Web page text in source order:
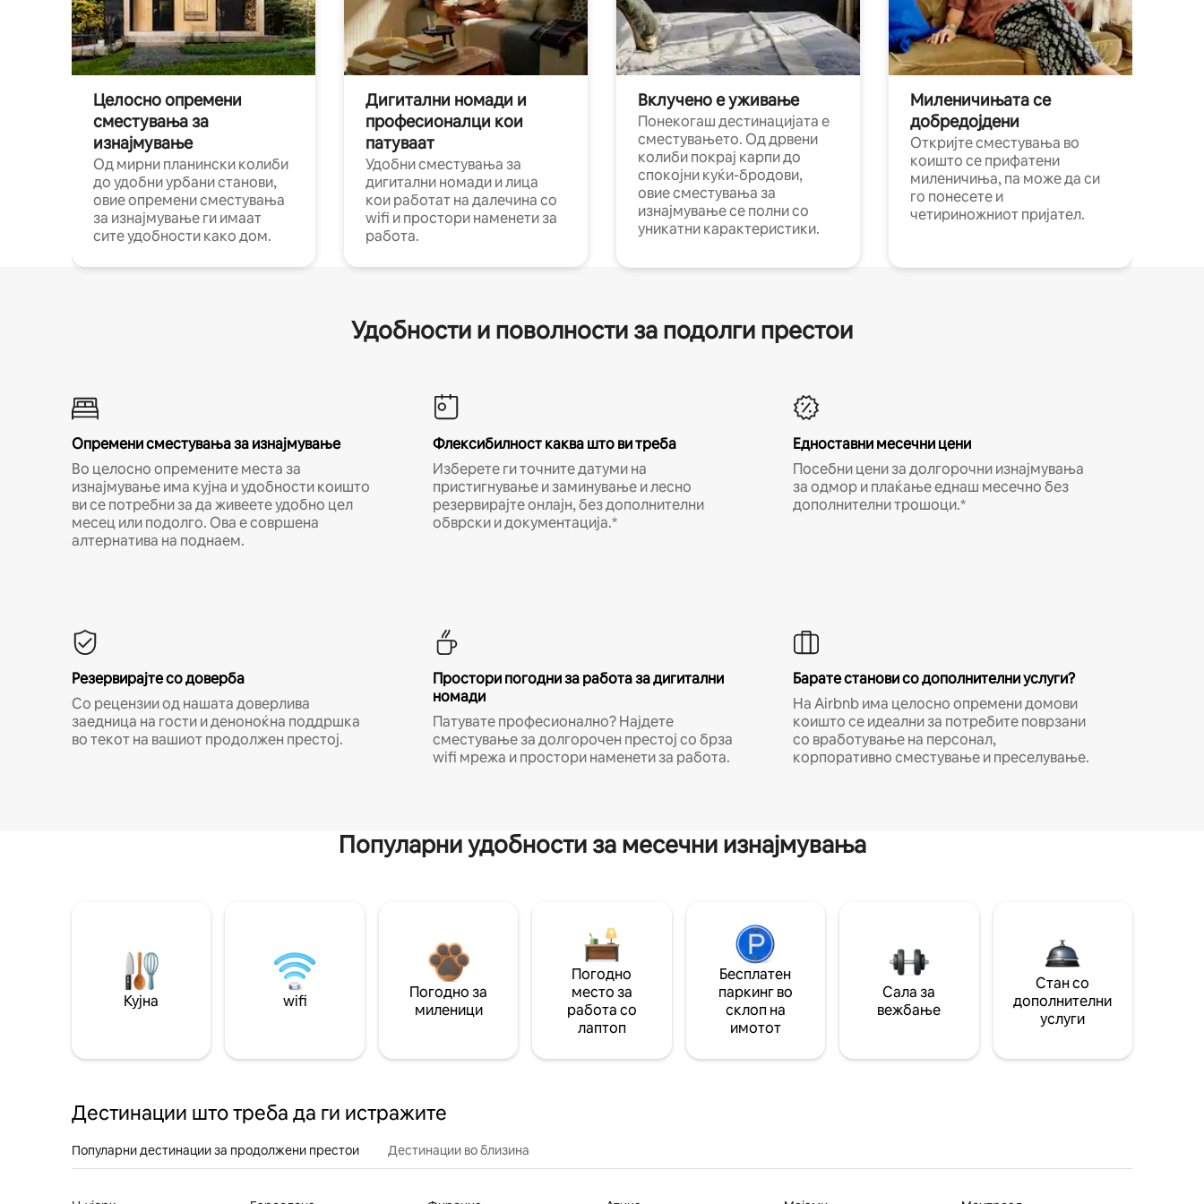
Целосно опремени
сместувања за
изнајмување
Од мирни планински колиби
до удобни урбани станови,
овие опремени сместувања
за изнајмување ги имаат
сите удобности како дом.
Дигитални номади и
професионалци кои
патуваат
Удобни сместувања за
дигитални номади и лица
кои работат на далечина со
wifi и простори наменети за
работа.
Вклучено е уживање
Понекогаш дестинацијата е
сместувањето. Од дрвени
колиби покрај карпи до
спокојни куќи-бродови,
овие сместувања за
изнајмување се полни со
уникатни карактеристики.
Миленичињата се
добредојдени
Откријте сместувања во
коишто се прифатени
миленичиња, па може да си
го понесете и
четириножниот пријател.
Удобности и поволности за подолги престои
Опремени сместувања за изнајмување
Во целосно опремените места за
изнајмување има кујна и удобности коишто
ви се потребни за да живеете удобно цел
месец или подолго. Ова е совршена
алтернатива на поднаем.
Флексибилност каква што ви треба
Изберете ги точните датуми на
пристигнување и заминување и лесно
резервирајте онлајн, без дополнителни
обврски и документација.*
Едноставни месечни цени
Посебни цени за долгорочни изнајмувања
за одмор и плаќање еднаш месечно без
дополнителни трошоци.*
Резервирајте со доверба
Со рецензии од нашата доверлива
заедница на гости и деноноќна поддршка
во текот на вашиот продолжен престој.
Простори погодни за работа за дигитални
номади
Патувате професионално? Најдете
сместување за долгорочен престој со брза
wifi мрежа и простори наменети за работа.
Барате станови со дополнителни услуги?
На Airbnb има целосно опремени домови
коишто се идеални за потребите поврзани
со вработување на персонал,
корпоративно сместување и преселување.
Популарни удобности за месечни изнајмувања
Кујна wifi
Погодно за
миленици
Погодно
место за
работа со
лаптоп
Бесплатен
паркинг во
склоп на
имотот
Сала за
вежбање
Стан со
дополнителни
услуги
Дестинации што треба да ги истражите
Популарни дестинации за продолжени престои Дестинации во близина